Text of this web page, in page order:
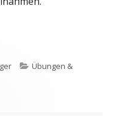
am 24. Oktober 2025"
Kategorien
Übungen &